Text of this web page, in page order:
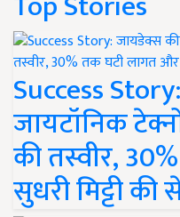
Success
जायटॉनिक
की तस्वीर,
सुधरी मिट्टी की